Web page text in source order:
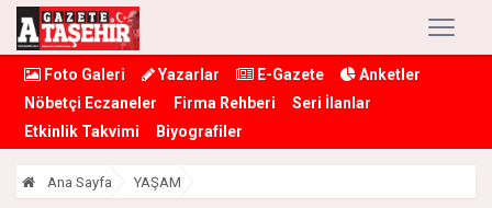
Foto Galeri Yazarlar E-Gazete
Anketler
Nöbetçi Eczaneler
Firma Rehberi
Seri İlanlar
Etkinlik Takvimi
Biyografiler
Ana Sayfa YAŞAM